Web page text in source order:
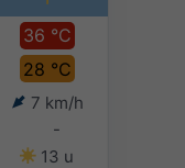
36 °C
28 °C
7 km/h
-
13 u